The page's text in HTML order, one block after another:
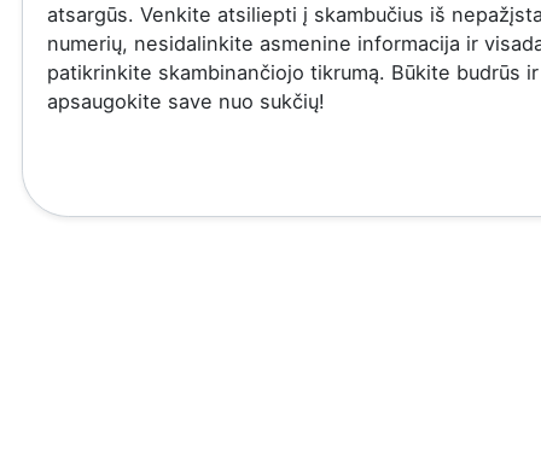
atsargūs. Venkite atsiliepti į skambučius iš
numerių, nesidalinkite asmenine informacija ir
patikrinkite skambinančiojo tikrumą. Būkite budrūs ir
apsaugokite save nuo sukčių!